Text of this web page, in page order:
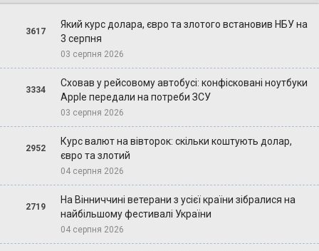
3617
Який курс долара, євро та злотого встановив НБУ на
3 серпня
03 серпня 2026
3334
Сховав у рейсовому автобусі: конфісковані ноутбуки
Apple передали на потреби ЗСУ
03 серпня 2026
2952
Курс валют на вівторок: скільки коштують долар,
євро та злотий
04 серпня 2026
2719
На Вінниччині ветерани з усієї країни зібралися на
найбільшому фестивалі України
04 серпня 2026